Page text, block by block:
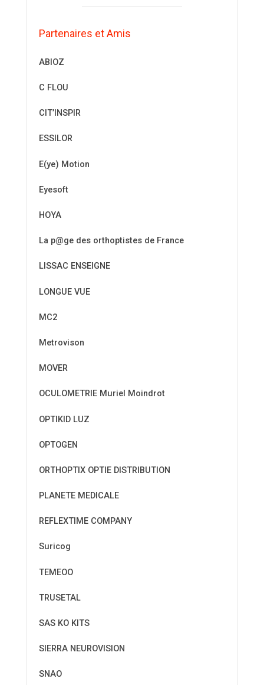
Partenaires et Amis
ABIOZ
C FLOU
CIT’INSPIR
ESSILOR
E(ye) Motion
Eyesoft
HOYA
La p@ge des orthoptistes de France
LISSAC ENSEIGNE
LONGUE VUE
MC2
Metrovison
MOVER
OCULOMETRIE Muriel Moindrot
OPTIKID LUZ
OPTOGEN
ORTHOPTIX OPTIE DISTRIBUTION
PLANETE MEDICALE
REFLEXTIME COMPANY
Suricog
TEMEOO
TRUSETAL
SAS KO KITS
SIERRA NEUROVISION
SNAO